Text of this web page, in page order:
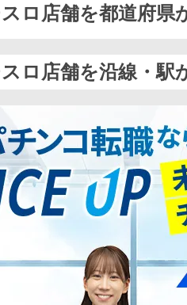
ロ店舗を都道府県
ロ店舗を沿線・駅